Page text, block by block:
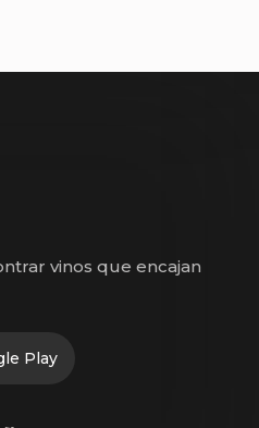
vinos que encajan
Play